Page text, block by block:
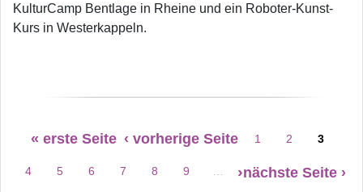
KulturCamp Bentlage in Rheine und ein Roboter-Kunst-
Kurs in Westerkappeln.
Seitennummerierung
Erste Seite
« erste Seite Vorherige Seite
‹ vorherige Seite Seite
1
Seite
2
Seite
3
Seite
4
Seite
5
Seite
6
Seite
7
Seite
8
Seite
9
nächste Seite ›